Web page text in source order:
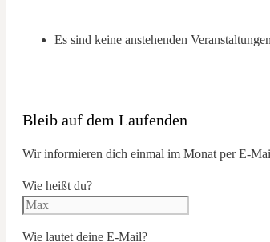
Es sind keine anstehenden
Bleib auf dem Laufenden
Wir informieren dich einmal im Monat per E-
Wie heißt du?
Wie lautet deine E-Mail?